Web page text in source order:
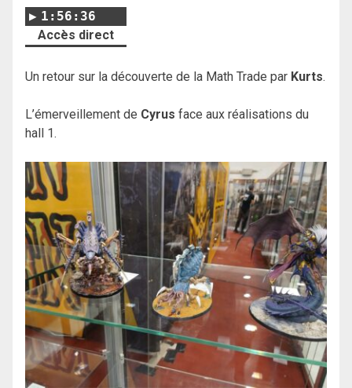
1:56:36
Accès direct
Un retour sur la découverte de la Math Trade par Kurts.
L’émerveillement de Cyrus face aux réalisations du
hall 1.